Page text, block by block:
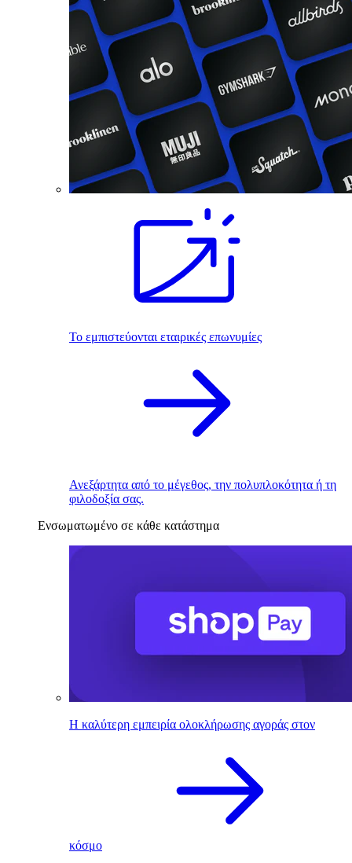
Το εμπιστεύονται εταιρικές επωνυμίες
Ανεξάρτητα από το μέγεθος, την πολυπλοκότητα ή τη
φιλοδοξία σας.
Ενσωματωμένο σε κάθε κατάστημα
Η καλύτερη εμπειρία ολοκλήρωσης αγοράς στον
κόσμο